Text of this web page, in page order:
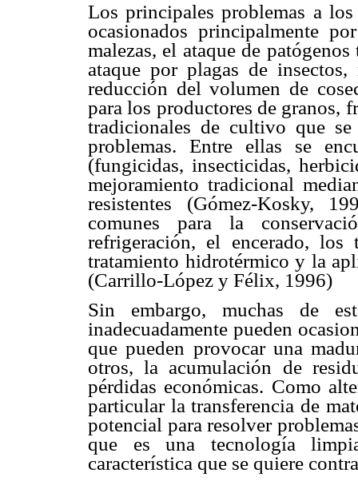
Los principales problemas a
ocasionados principalmente
malezas, el ataque de
ataque por plagas de
reducción del volumen de
para los productores de granos,
tradicionales de cultivo que se
problemas. Entre ellas se
(fungicidas, insecticidas,
mejoramiento tradicional
resistentes (Gómez-Kosky,
comunes para la
refrigeración, el encerado,
tratamiento hidrotérmico y la
(Carrillo-López y Félix, 1996)
Sin embargo, muchas de
inadecuadamente pueden
que pueden provocar una
otros, la acumulación de
pérdidas económicas. Como
particular la transferencia de
potencial para resolver
que es una tecnología
característica que se quiere